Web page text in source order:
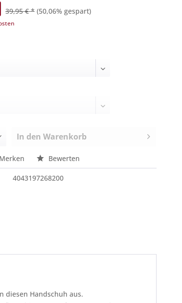
39,95 € * (50,06% gespart)
In den Warenkorb
Merken Bewerten
4043197268200
diesen Handschuh aus.